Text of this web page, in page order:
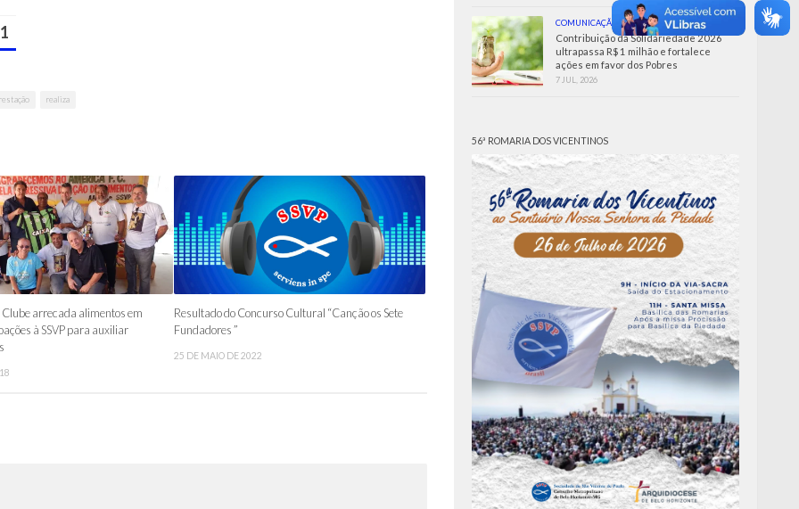
1
realiza
arrecada alimentos em
à SSVP para auxiliar
Resultado do Concurso Cultural “Canção os Sete
Fundadores ”
25 DE MAIO DE 2022
COMUNICAÇÃO /SSVP BRASIL
Contribuição da Solidariedade 2026
ultrapassa R$ 1 milhão e fortalece
ações em favor dos Pobres
7 JUL, 2026
56ª ROMARIA DOS VICENTINOS